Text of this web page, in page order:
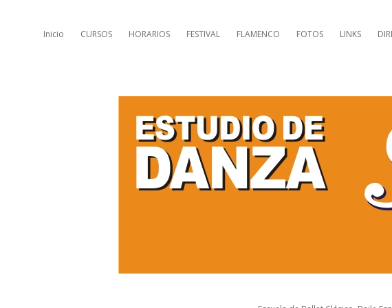
Inicio CURSOS HORARIOS FESTIVAL FLAMENCO FOTOS LINKS
E
s
d